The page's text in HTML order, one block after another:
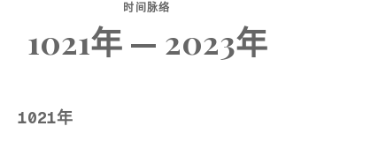
时间脉络
1021年 — 2023年
1021年